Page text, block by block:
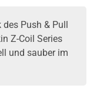
des Push & Pull
Z-Coil Series
und sauber im